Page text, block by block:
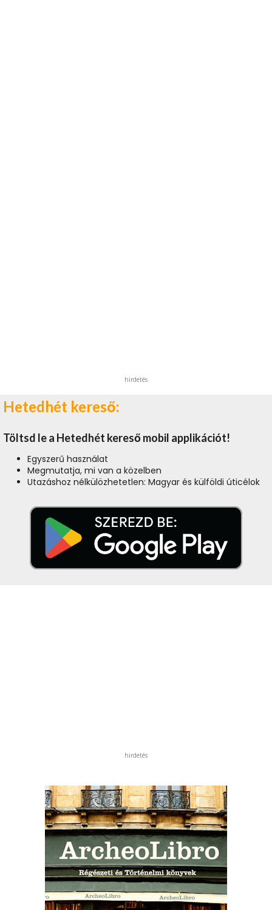
hirdetés
Hetedhét kereső:
Töltsd le a Hetedhét kereső mobil applikációt!
Egyszerű használat
Megmutatja, mi van a közelben
Utazáshoz nélkülözhetetlen: Magyar és külföldi úticélok
hirdetés